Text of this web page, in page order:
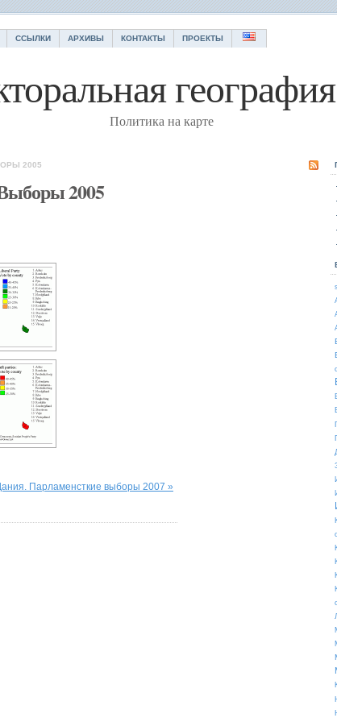
ССЫЛКИ АРХИВЫ КОНТАКТЫ ПРОЕКТЫ
Политика на карте
2005
2005
Парламенсткие выборы 2007 »
s